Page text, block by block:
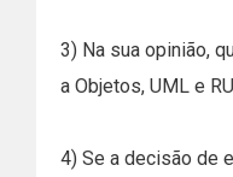
3) Na sua opinião,
a Objetos, UML e
4) Se a decisão de